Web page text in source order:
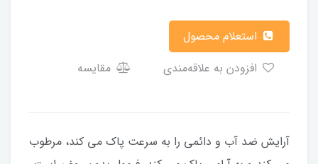
مقایسه
آرایش ضد آب و دائمی را به سرعت پاک می کند، مرطوب